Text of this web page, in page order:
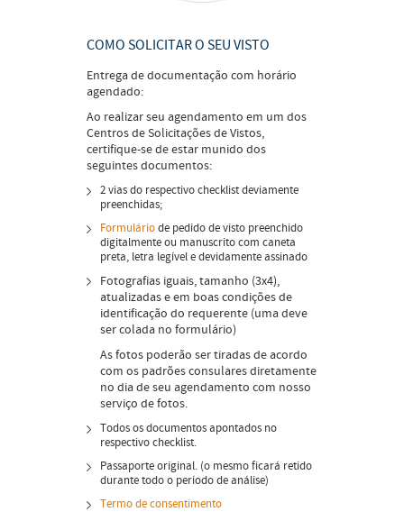
COMO SOLICITAR O SEU VISTO
Entrega de documentação com horário
agendado:
Ao realizar seu agendamento em um dos
Centros de Solicitações de Vistos,
certifique-se de estar munido dos
seguintes documentos:
2 vias do respectivo checklist deviamente
preenchidas;
Formuláriode pedido de visto preenchido
digitalmente ou manuscrito com caneta
preta, letra legível e devidamente assinado
Fotografias iguais, tamanho (3x4),
atualizadas e em boas condições de
identificação do requerente (uma deve
ser colada no formulário)
As fotos poderão ser tiradas de acordo
com os padrões consulares diretamente
no dia de seu agendamento com nosso
serviço de fotos.
Todos os documentos apontados no
respectivo checklist.
Passaporte original. (o mesmo ficará retido
durante todo o período de análise)
Termo de consentimento